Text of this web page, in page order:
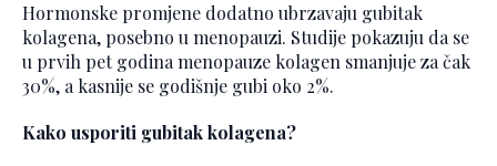
Hormonske promjene dodatno ubrzavaju gubitak
kolagena, posebno u menopauzi. Studije pokazuju da se
u prvih pet godina menopauze kolagen smanjuje za čak
30%, a kasnije se godišnje gubi oko 2%.
Kako usporiti gubitak kolagena?